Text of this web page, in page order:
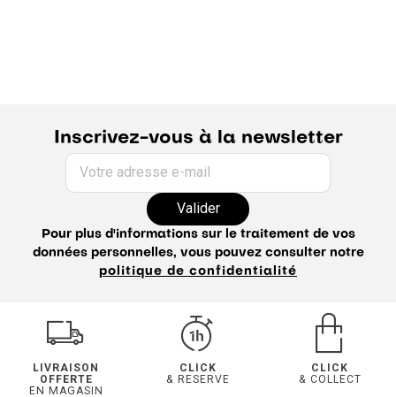
Inscrivez-vous à la newsletter
Votre adresse e-mail
Valider
Pour plus d'informations sur le traitement de vos
données personnelles, vous pouvez consulter notre
politique de confidentialité
LIVRAISON
OFFERTE
EN MAGASIN
CLICK
& RESERVE
CLICK
& COLLECT